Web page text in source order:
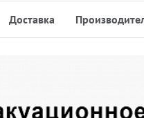
Доставка